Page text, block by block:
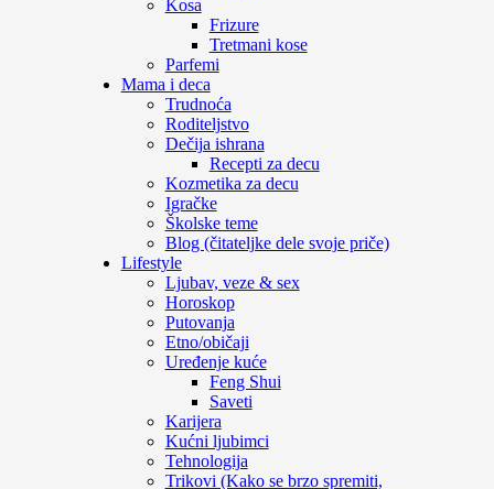
Kosa
Frizure
Tretmani kose
Parfemi
Mama i deca
Trudnoća
Roditeljstvo
Dečija ishrana
Recepti za decu
Kozmetika za decu
Igračke
Školske teme
Blog (čitateljke dele svoje priče)
Lifestyle
Ljubav, veze & sex
Horoskop
Putovanja
Etno/običaji
Uređenje kuće
Feng Shui
Saveti
Karijera
Kućni ljubimci
Tehnologija
Trikovi (Kako se brzo spremiti,